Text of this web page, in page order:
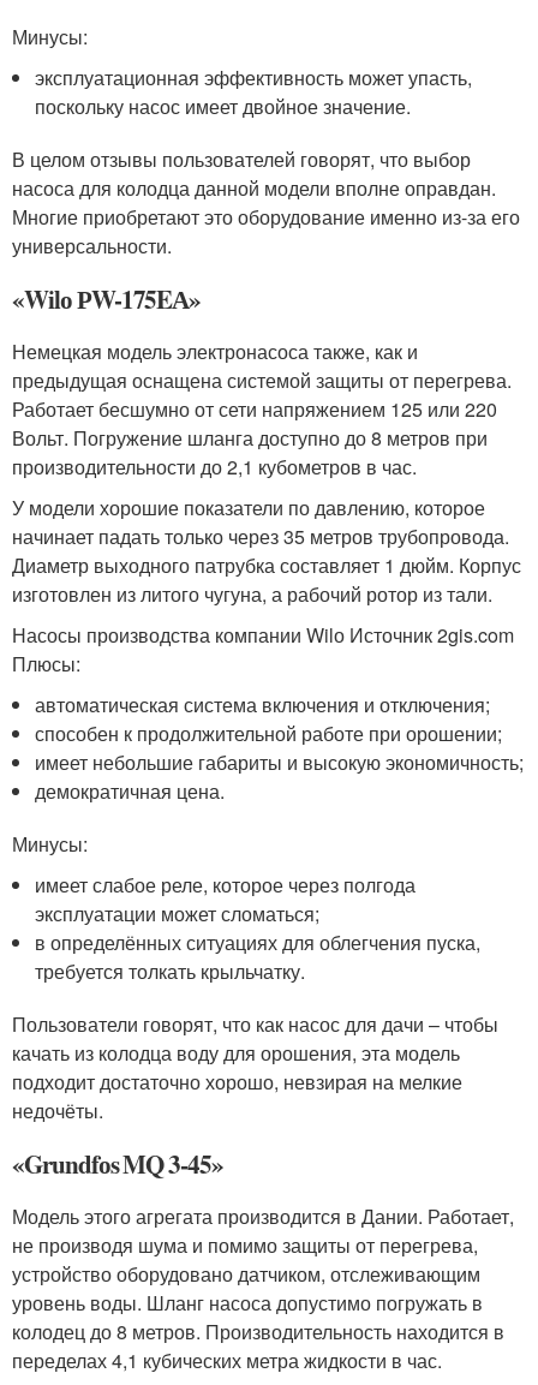
Минусы:
эксплуатационная эффективность может упасть,
поскольку насос имеет двойное значение.
В целом отзывы пользователей говорят, что выбор
насоса для колодца данной модели вполне оправдан.
Многие приобретают это оборудование именно из-за его
универсальности.
«Wilо РW-175EА»
Немецкая модель электронасоса также, как и
предыдущая оснащена системой защиты от перегрева.
Работает бесшумно от сети напряжением 125 или 220
Вольт. Погружение шланга доступно до 8 метров при
производительности до 2,1 кубометров в час.
У модели хорошие показатели по давлению, которое
начинает падать только через 35 метров трубопровода.
Диаметр выходного патрубка составляет 1 дюйм. Корпус
изготовлен из литого чугуна, а рабочий ротор из тали.
Насосы производства компании Wilо Источник 2gis.com
Плюсы:
автоматическая система включения и отключения;
способен к продолжительной работе при орошении;
имеет небольшие габариты и высокую экономичность;
демократичная цена.
Минусы:
имеет слабое реле, которое через полгода
эксплуатации может сломаться;
в определённых ситуациях для облегчения пуска,
требуется толкать крыльчатку.
Пользователи говорят, что как насос для дачи – чтобы
качать из колодца воду для орошения, эта модель
подходит достаточно хорошо, невзирая на мелкие
недочёты.
«Grundfоs MQ 3-45»
Модель этого агрегата производится в Дании. Работает,
не производя шума и помимо защиты от перегрева,
устройство оборудовано датчиком, отслеживающим
уровень воды. Шланг насоса допустимо погружать в
колодец до 8 метров. Производительность находится в
переделах 4,1 кубических метра жидкости в час.